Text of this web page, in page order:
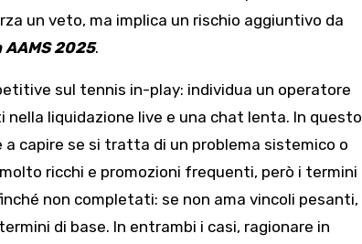
un veto, ma implica un rischio aggiuntivo da
2025.
sul tennis in-play: individua un operatore
liquidazione live e una chat lenta. In questo
capire se si tratta di un problema sistemico o
ricchi e promozioni frequenti, però i termini
non completati: se non ama vincoli pesanti,
di base. In entrambi i casi, ragionare in